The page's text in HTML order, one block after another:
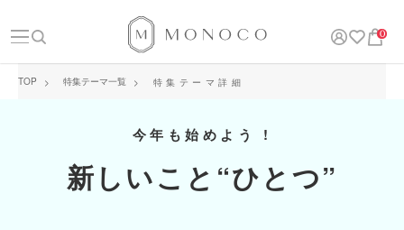
0
TOP 特集テーマ一覧 特集テーマ詳細
今年も始めよう !
新しいこと“ひとつ”